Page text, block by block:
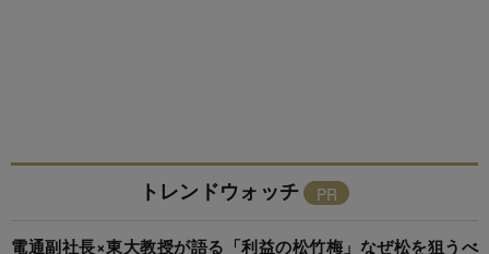
トレンドウォッチ
電通副社長×東大教授が語る「利益の松竹梅」なぜ松を狙うべ